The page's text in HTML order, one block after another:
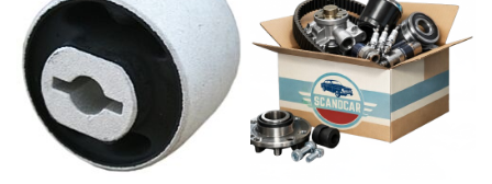
D’ENVIE
LISTE
D’ENVIE